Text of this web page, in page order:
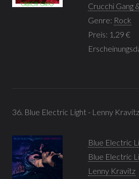
Crucchi Gang
Genre: Rock
Preis: 1,29 €
36. Blue Electric Light - Lenny Kravitz
Blue Electric
Blue Electric
Lenny Kravitz